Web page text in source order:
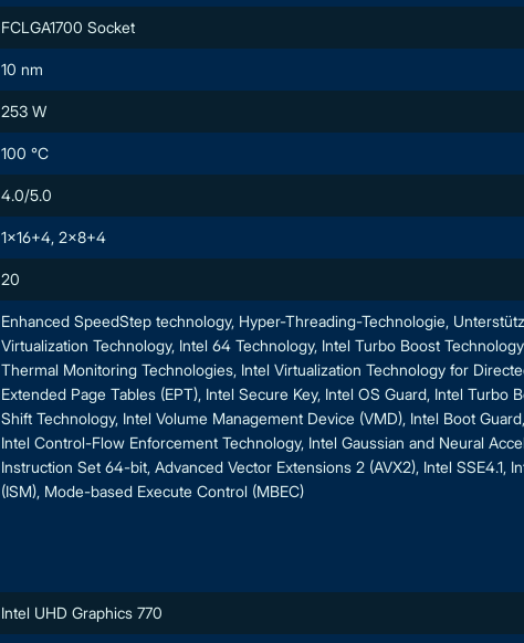
FCLGA1700 Socket
10 nm
253 W
100 °C
4.0/5.0
1x16+4, 2x8+4
20
Enhanced SpeedStep technology, Hyper-Threading-Technologie,
Virtualization Technology, Intel 64 Technology, Intel Turbo Boost
Thermal Monitoring Technologies, Intel Virtualization Technology for
Extended Page Tables (EPT), Intel Secure Key, Intel OS Guard, Intel Turbo
Shift Technology, Intel Volume Management Device (VMD), Intel Boot
Intel Control-Flow Enforcement Technology, Intel Gaussian and Neural
Instruction Set 64-bit, Advanced Vector Extensions 2 (AVX2), Intel SSE4.1,
(ISM), Mode-based Execute Control (MBEC)
Intel UHD Graphics 770